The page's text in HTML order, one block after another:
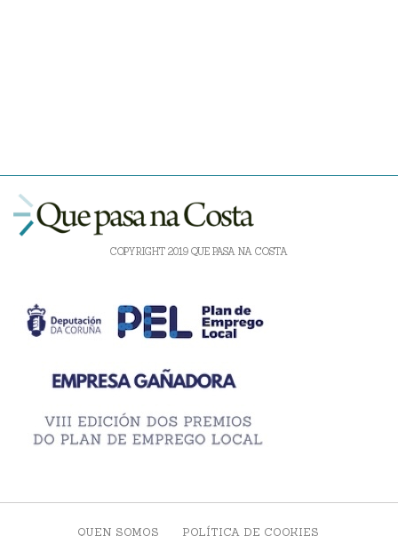
COPYRIGHT 2019 QUE PASA NA COSTA
QUEN SOMOS POLÍTICA DE COOKIES